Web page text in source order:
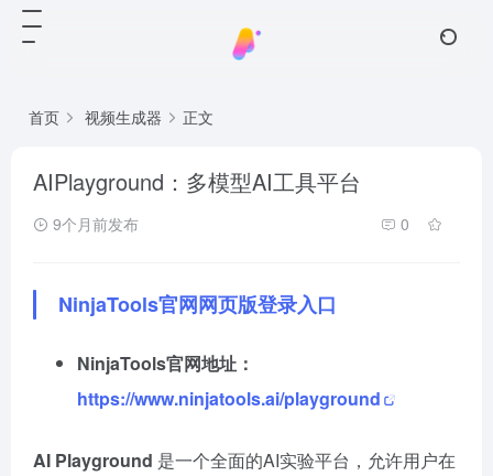
首页 视频生成器 正文
AIPlayground：多模型AI工具平台
9个月前发布 0
NinjaTools官网网页版登录入口
NinjaTools官网地址：
https://www.ninjatools.ai/playground
AI Playground 是一个全面的AI实验平台，允许用户在